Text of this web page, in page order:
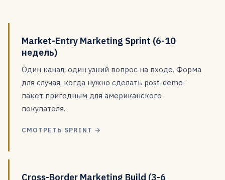
Market-Entry Marketing Sprint (6-10
недель)
Один канал, один узкий вопрос на входе. Форма
для случая, когда нужно сделать post-demo-
пакет пригодным для американского
покупателя.
СМОТРЕТЬ SPRINT →
Cross-Border Marketing Build (3-6